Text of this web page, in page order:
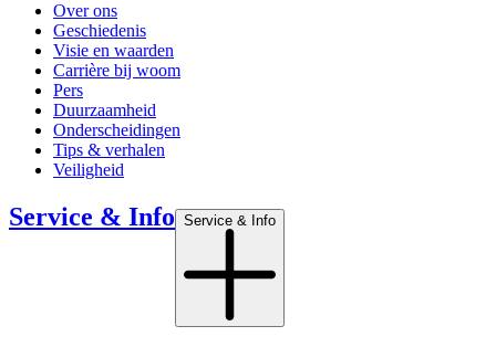
Over ons
Geschiedenis
Visie en waarden
Carrière bij woom
Pers
Duurzaamheid
Onderscheidingen
Tips & verhalen
Veiligheid
Service & Info Service & Info